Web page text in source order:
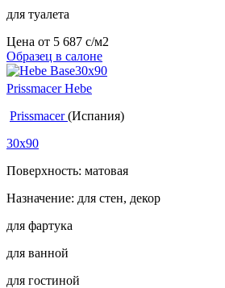
для туалета
Цена от 5 687 c/м2
Образец в салоне
Prissmacer Hebe
Prissmacer(Испания)
30x90
Поверхность: матовая
Назначение: для стен, декор
для фартука
для ванной
для гостиной